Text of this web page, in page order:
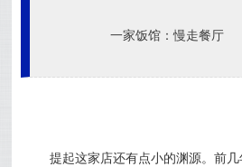
一家饭馆：慢走餐厅
提起这家店还有点小的渊源。前